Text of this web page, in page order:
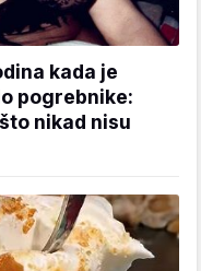
kada je
pogrebnike:
nikad nisu